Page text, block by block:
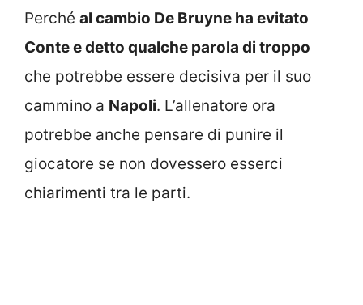
Perché al cambio De Bruyne ha evitato
Conte e detto qualche parola di troppo
che potrebbe essere decisiva per il suo
cammino a Napoli. L’allenatore ora
potrebbe anche pensare di punire il
giocatore se non dovessero esserci
chiarimenti tra le parti.